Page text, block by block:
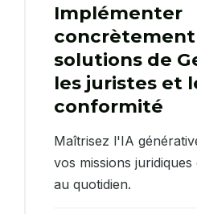
Implémenter
concrètement
solutions de
les juristes et
conformité
Maîtrisez l'IA
vos missions
au quotidien.